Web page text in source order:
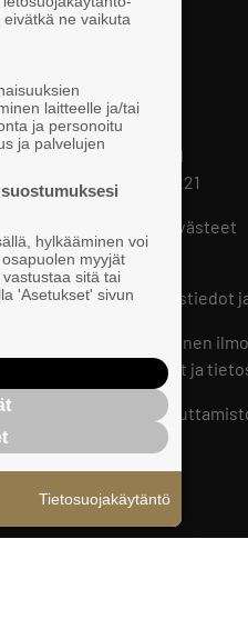
Suomen Yrittäjät
PL 999, 00101 HELSINKI
Puhelinvaihde 09 229 221
Tietosuojaseloste ja evästeet
Evästeasetukset
Keskusjärjestön yhteystiedot
Suomen Yrittäjien sisäinen
Ilmoituskanavan ohjeet ja
Suomen Yrittäjien
tietosuojaseloste
ne vaikuta
laitteelle ja/tai
ja personoitu
ja palvelujen
hylkääminen voi
myyjät
sitä tai
'Asetukset' sivun
Tietosuojakäytäntö